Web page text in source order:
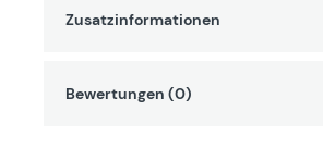
Zusatzinformationen
Bewertungen (0)